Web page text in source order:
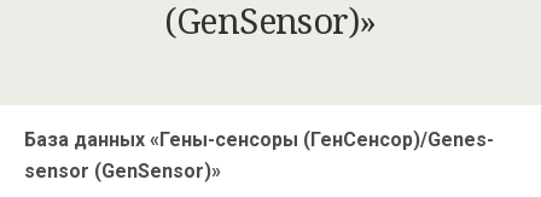
(GenSensor)»
База данных «Гены-сенсоры (ГенСенсор)/Genes-
sensor (GenSensor)»